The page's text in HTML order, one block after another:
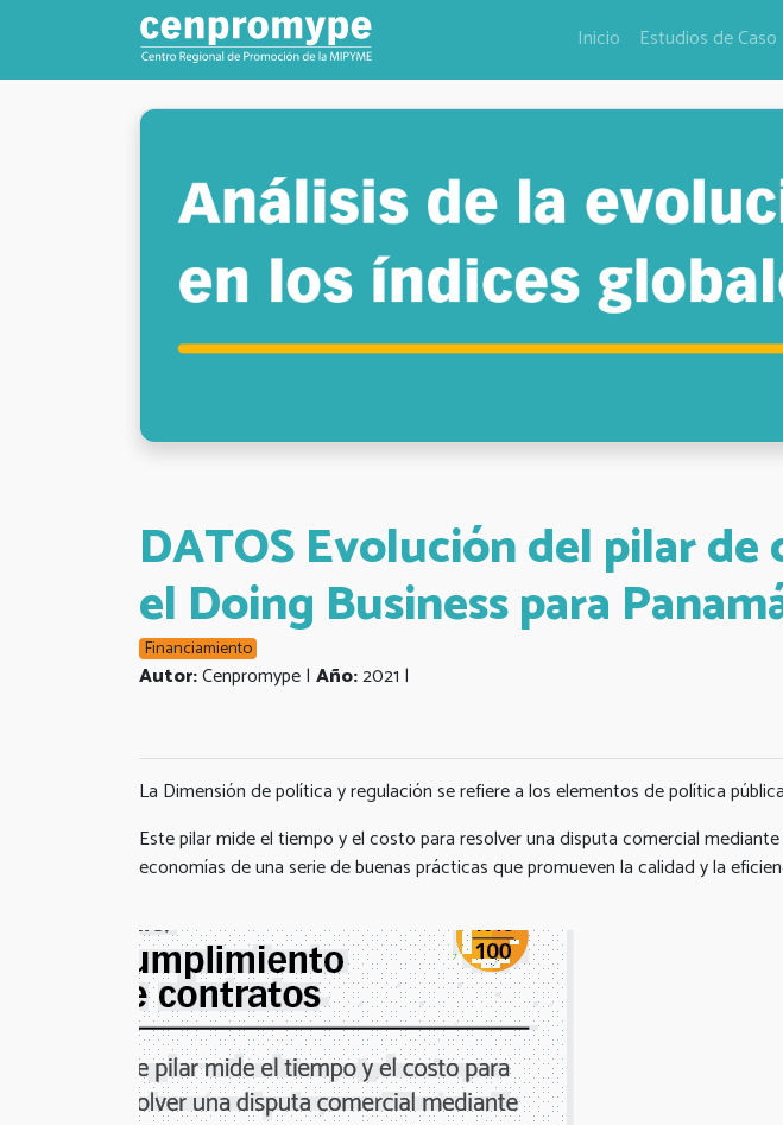
Inicio Estudios de Caso
DATOS Evolución del pilar
el Doing Business para
Financiamiento
Autor:Cenpromype | Año:2021 |
La Dimensión de política y regulación se refiere a los elementos de política
Este pilar mide el tiempo y el costo para resolver una disputa comercial
economías de una serie de buenas prácticas que promueven la calidad y la